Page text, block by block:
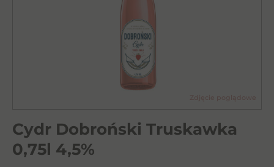
Cydr Dobroński Truskawka
0,75l 4,5%